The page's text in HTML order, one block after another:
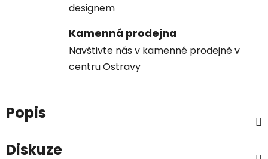
designem
Kamenná prodejna
Navštivte nás v kamenné prodejně v
centru Ostravy
Popis
Diskuze